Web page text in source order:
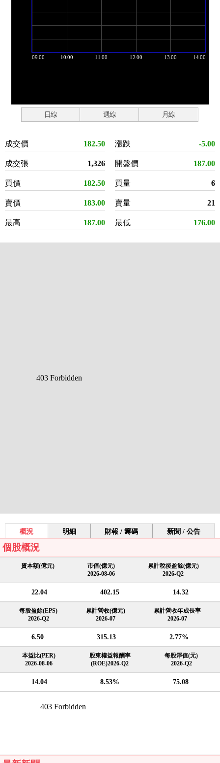
日線 週線 月線
成交價 182.50
成交張 1,326
買價 182.50
賣價 183.00
最高 187.00
漲跌 -5.00
開盤價 187.00
買量 6
賣量 21
最低 176.00
概況 明細 財報 / 籌碼 新聞 / 公告
個股概況
資本額(億元)
市值(億元)
2026-08-06
累計稅後盈餘(億元)
2026-Q2
22.04 402.15 14.32
每股盈餘(EPS)
2026-Q2
累計營收(億元)
2026-07
累計營收年成長率
2026-07
6.50 315.13 2.77%
本益比(PER)
2026-08-06
股東權益報酬率
(ROE)2026-Q2
每股淨值(元)
2026-Q2
14.04 8.53% 75.08